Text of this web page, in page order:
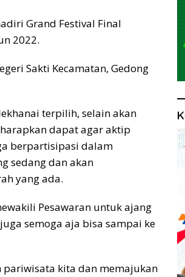
Grand Festival Final
2022.
Sakti Kecamatan, Gedong
terpilih, selain akan
dapat agar aktip
berpartisipasi dalam
sedang dan akan
yang ada.
Pesawaran untuk ajang
semoga aja bisa sampai ke
pariwisata kita dan memajukan